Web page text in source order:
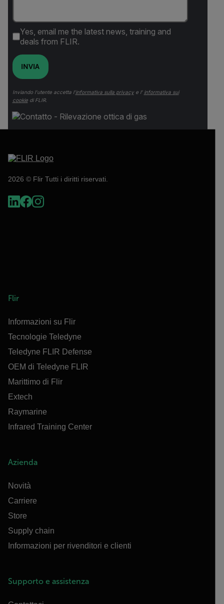
Yes, email me the latest news, training and
deals from FLIR.
INVIA
Inviando l’utente accetta l’informativa sulla privacye l’ informativa sui
cookiedi FLIR.
2026 © Flir Tutti i diritti riservati.
Flir
Informazioni su Flir
Tecnologie Teledyne
Teledyne FLIR Defense
OEM di Teledyne FLIR
Marittimo di Flir
Extech
Raymarine
Infrared Training Center
Azienda
Novità
Carriere
Store
Supply chain
Informazioni per rivenditori e clienti
Supporto e assistenza